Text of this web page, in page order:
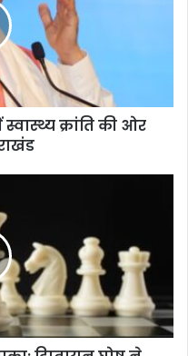
क्रांति की ओर